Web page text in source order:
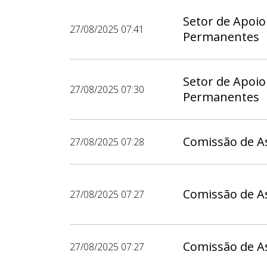
27/08/2025 07:41
Setor de
Permanentes
27/08/2025 07:30
Setor de
Permanentes
27/08/2025 07:28 Comissão de
27/08/2025 07:27 Comissão de
27/08/2025 07:27 Comissão de